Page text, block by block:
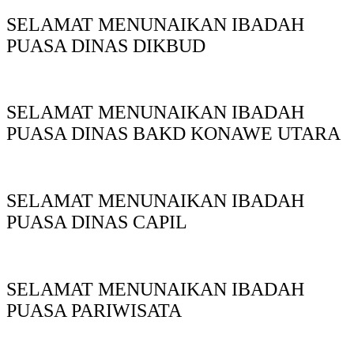
SELAMAT MENUNAIKAN IBADAH
PUASA DINAS DIKBUD
SELAMAT MENUNAIKAN IBADAH
PUASA DINAS BAKD KONAWE UTARA
SELAMAT MENUNAIKAN IBADAH
PUASA DINAS CAPIL
SELAMAT MENUNAIKAN IBADAH
PUASA PARIWISATA